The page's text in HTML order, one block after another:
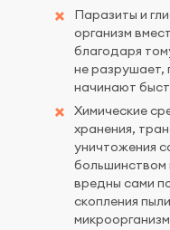
Паразиты и
организм
благодаря
не разрушает,
начинают
Химические
хранения,
уничтожения
большинством
вредны сами
скопления